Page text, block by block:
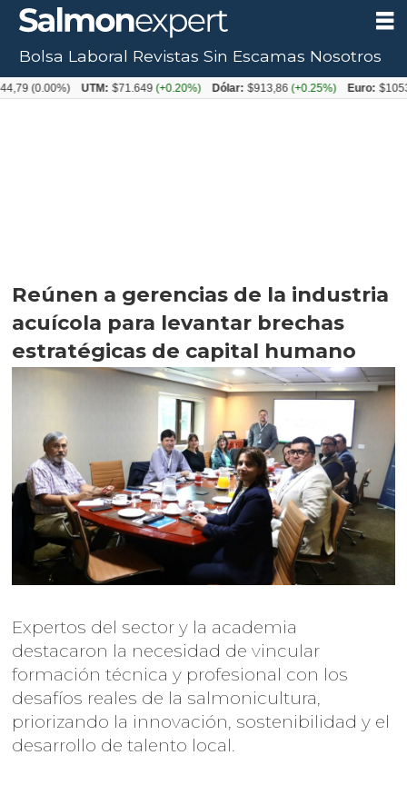
Reúnen a gerencias de la industria
acuícola para levantar brechas
estratégicas de capital humano
Expertos del sector y la academia
destacaron la necesidad de vincular
formación técnica y profesional con los
desafíos reales de la salmonicultura,
priorizando la innovación, sostenibilidad y el
desarrollo de talento local.
Bolsa Laboral Revistas Sin Escamas Nosotros
UTM: $71.649 (+0.20%) Dólar: $913,86 (+0.25%) Euro: $1053,08(-